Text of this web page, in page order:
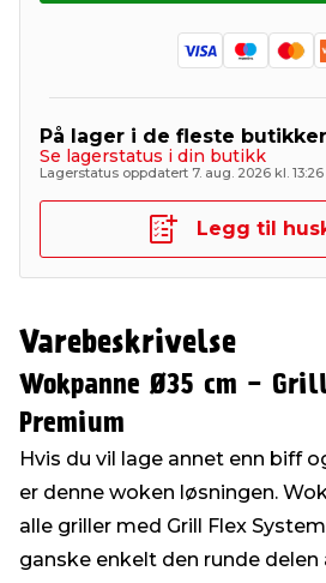
På lager i de fleste butikker
Se lagerstatus i din butikk
Lagerstatus oppdatert 7. aug. 2026 kl. 13:26
Legg til
Varebeskrivelse
Wokpanne Ø35 cm -
Premium
Hvis du vil lage annet enn biff
er denne woken løsningen.
alle griller med Grill Flex
ganske enkelt den runde delen